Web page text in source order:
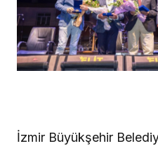
İzmir Büyükşehir